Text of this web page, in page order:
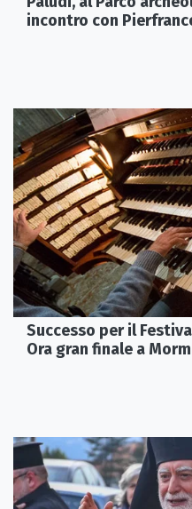
incontro con
Successo per il
Ora gran finale a